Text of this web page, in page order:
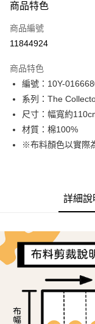
信用卡一次付款
超商取貨付款
Apple Pay
街口支付
Google Pay
AFTEE先享後付
１．簡單：不需註冊會
３．安心：先確認商品
【「AFTEE先享後付」結
１．於結帳方式選擇「
結帳頁面，進行簡訊認
２．訂單成立數日內，
３．收到繳費通知簡訊
ATM／網路銀行／等多
※ 請注意：結帳手續完
全家取貨付款
每筆NT$65，滿
每筆NT$65，滿
宅配
商品特色
商品編號
11844924
商品特色
編號：10Y-
系列：The
尺寸：幅寬約
材質：棉100%
※布料顏色以實際
詳細說